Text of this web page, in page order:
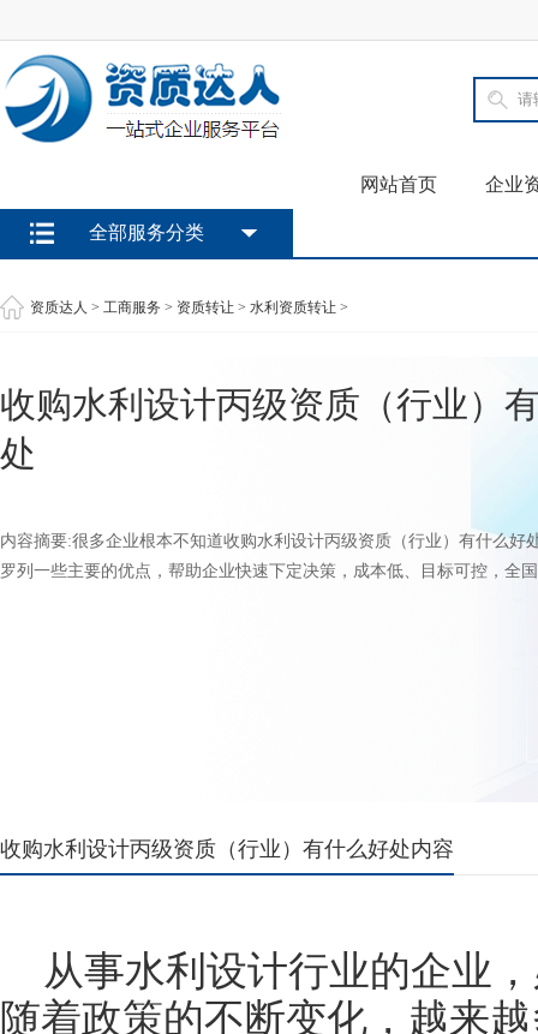
网站首页 企业
全部服务分类
资质达人 > 工商服务 > 资质转让 > 水利资质转让 >
收购水利设计丙级资质（行业）
处
内容摘要:很多企业根本不知道收购水利设计丙级资质（行业）有什么好
罗列一些主要的优点，帮助企业快速下定决策，成本低、目标可控，全
收购水利设计丙级资质（行业）有什么好处内容
从事水利设计行业的企业
随着政策的不断变化，越来